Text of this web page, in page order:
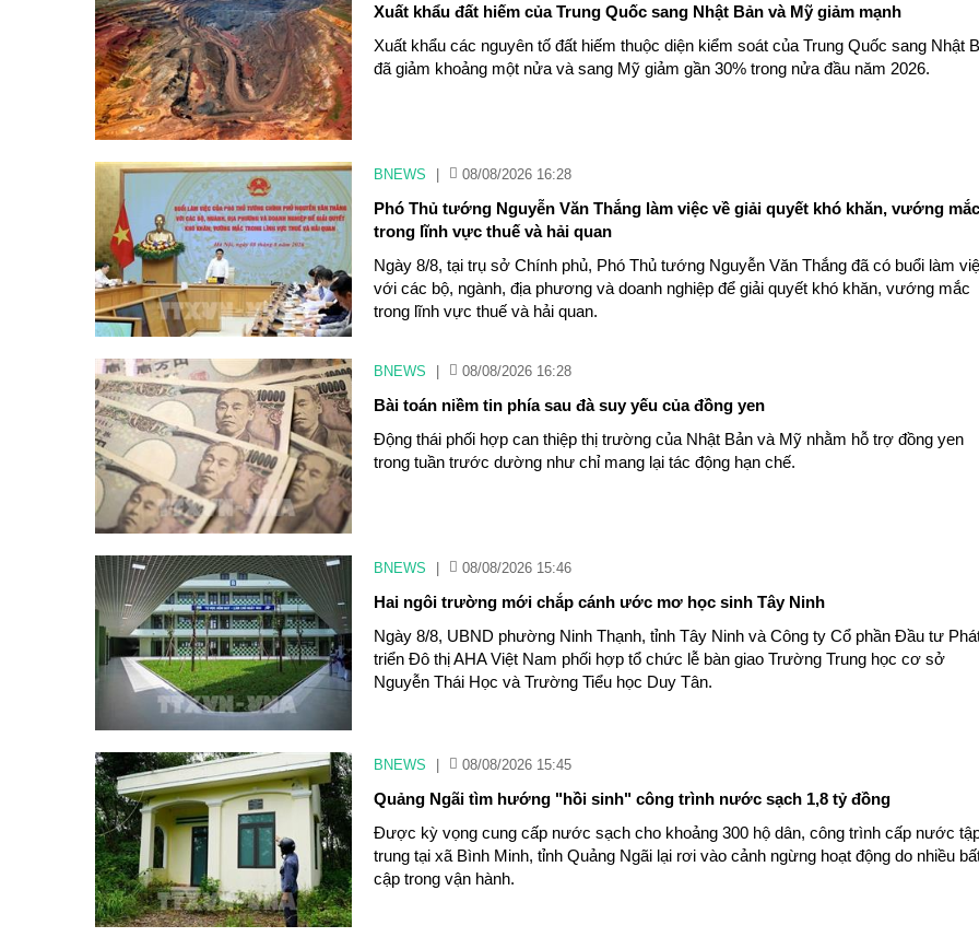
Xuất khẩu đất hiếm của Trung Quốc sang Nhật Bản và Mỹ giảm mạnh
Xuất khẩu các nguyên tố đất hiếm thuộc diện kiểm soát của Trung Quốc sang Nhật
đã giảm khoảng một nửa và sang Mỹ giảm gần 30% trong nửa đầu năm 2026.
BNEWS 08/08/2026 16:28
Phó Thủ tướng Nguyễn Văn Thắng làm việc về giải quyết khó khăn, vướng mắc
trong lĩnh vực thuế và hải quan
Ngày 8/8, tại trụ sở Chính phủ, Phó Thủ tướng Nguyễn Văn Thắng đã có buổi làm
với các bộ, ngành, địa phương và doanh nghiệp để giải quyết khó khăn, vướng mắc
trong lĩnh vực thuế và hải quan.
BNEWS 08/08/2026 16:28
Bài toán niềm tin phía sau đà suy yếu của đồng yen
Động thái phối hợp can thiệp thị trường của Nhật Bản và Mỹ nhằm hỗ trợ đồng yen
trong tuần trước dường như chỉ mang lại tác động hạn chế.
BNEWS 08/08/2026 15:46
Hai ngôi trường mới chắp cánh ước mơ học sinh Tây Ninh
Ngày 8/8, UBND phường Ninh Thạnh, tỉnh Tây Ninh và Công ty Cổ phần Đầu tư
triển Đô thị AHA Việt Nam phối hợp tổ chức lễ bàn giao Trường Trung học cơ sở
Nguyễn Thái Học và Trường Tiểu học Duy Tân.
BNEWS 08/08/2026 15:45
Quảng Ngãi tìm hướng "hồi sinh" công trình nước sạch 1,8 tỷ đồng
Được kỳ vọng cung cấp nước sạch cho khoảng 300 hộ dân, công trình cấp nước
trung tại xã Bình Minh, tỉnh Quảng Ngãi lại rơi vào cảnh ngừng hoạt động do nhiều
cập trong vận hành.